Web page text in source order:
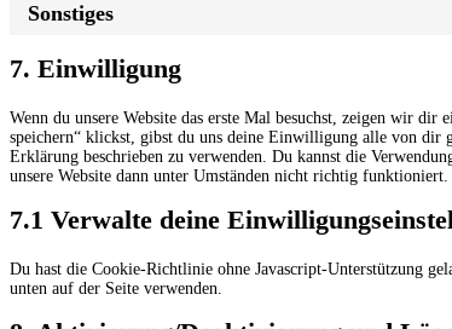
Sonstiges
7. Einwilligung
Wenn du unsere Website das erste Mal besuchst, zeigen wir
speichern“ klickst, gibst du uns deine Einwilligung alle von dir
Erklärung beschrieben zu verwenden. Du kannst die
unsere Website dann unter Umständen nicht richtig funktioniert.
7.1 Verwalte deine
Du hast die Cookie-Richtlinie ohne Javascript-Unterstützung
unten auf der Seite verwenden.